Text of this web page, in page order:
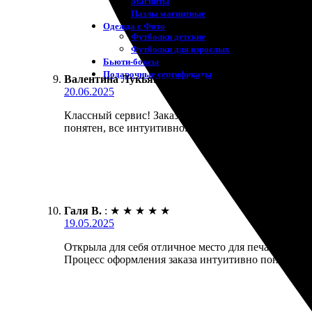
Пазлы магнитные
Одежда с Фото
Футболки детские
Футболки для взрослых
Бьюти-боксы
Подарочные сертификаты
Валентина Лукьянова : ★ ★ ★
20.06.2025
Классный сервис! Заказала уникальные открытки
понятен, все интуитивно. Доставка была быстрой,
Галя В. : ★ ★ ★ ★ ★
19.05.2025
Открыла для себя отличное место для печати
Процесс оформления заказа интуитивно понятен,